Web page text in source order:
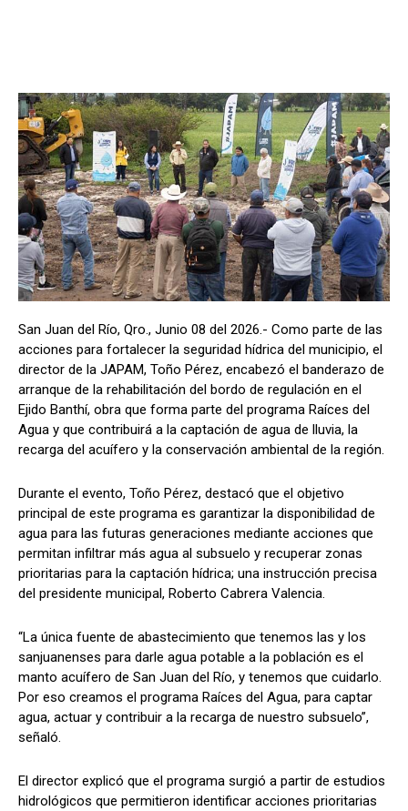
San Juan del Río, Qro., Junio 08 del 2026.- Como parte de las
acciones para fortalecer la seguridad hídrica del municipio, el
director de la JAPAM, Toño Pérez, encabezó el banderazo de
arranque de la rehabilitación del bordo de regulación en el
Ejido Banthí, obra que forma parte del programa Raíces del
Agua y que contribuirá a la captación de agua de lluvia, la
recarga del acuífero y la conservación ambiental de la región.
Durante el evento, Toño Pérez, destacó que el objetivo
principal de este programa es garantizar la disponibilidad de
agua para las futuras generaciones mediante acciones que
permitan infiltrar más agua al subsuelo y recuperar zonas
prioritarias para la captación hídrica; una instrucción precisa
del presidente municipal, Roberto Cabrera Valencia.
“La única fuente de abastecimiento que tenemos las y los
sanjuanenses para darle agua potable a la población es el
manto acuífero de San Juan del Río, y tenemos que cuidarlo.
Por eso creamos el programa Raíces del Agua, para captar
agua, actuar y contribuir a la recarga de nuestro subsuelo”,
señaló.
El director explicó que el programa surgió a partir de estudios
hidrológicos que permitieron identificar acciones prioritarias